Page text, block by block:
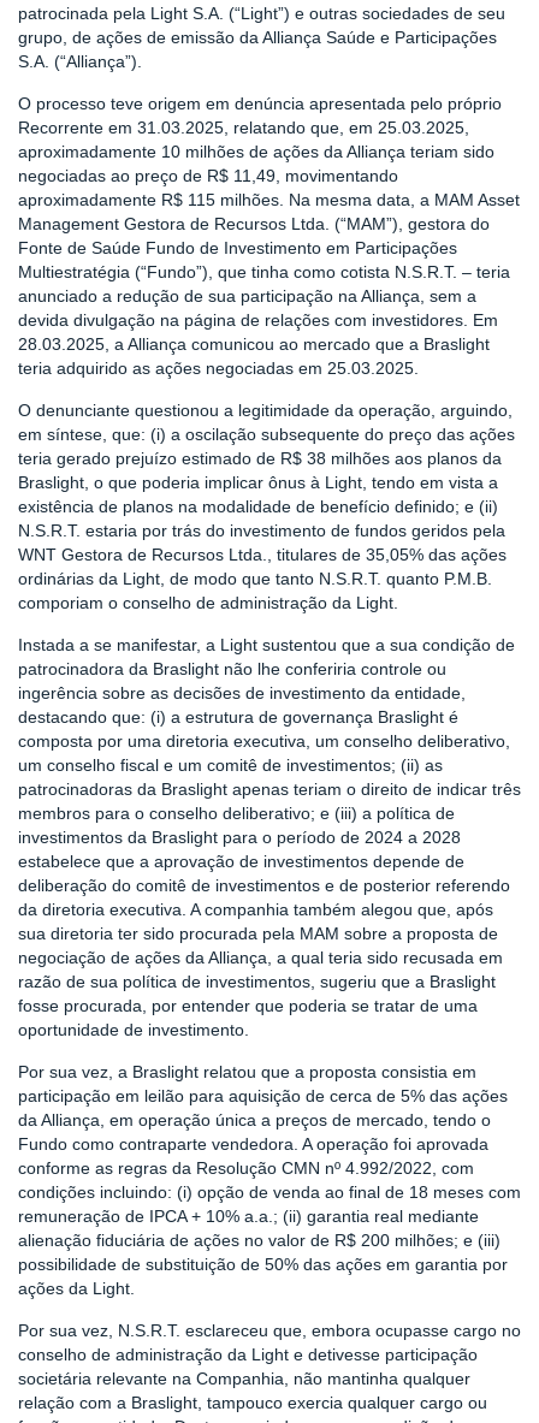
patrocinada pela Light S.A. (“Light”) e outras sociedades de seu
grupo, de ações de emissão da Alliança Saúde e Participações
S.A. (“Alliança”).
O processo teve origem em denúncia apresentada pelo próprio
Recorrente em 31.03.2025, relatando que, em 25.03.2025,
aproximadamente 10 milhões de ações da Alliança teriam sido
negociadas ao preço de R$ 11,49, movimentando
aproximadamente R$ 115 milhões. Na mesma data, a MAM Asset
Management Gestora de Recursos Ltda. (“MAM”), gestora do
Fonte de Saúde Fundo de Investimento em Participações
Multiestratégia (“Fundo”), que tinha como cotista N.S.R.T. – teria
anunciado a redução de sua participação na Alliança, sem a
devida divulgação na página de relações com investidores. Em
28.03.2025, a Alliança comunicou ao mercado que a Braslight
teria adquirido as ações negociadas em 25.03.2025.
O denunciante questionou a legitimidade da operação, arguindo,
em síntese, que: (i) a oscilação subsequente do preço das ações
teria gerado prejuízo estimado de R$ 38 milhões aos planos da
Braslight, o que poderia implicar ônus à Light, tendo em vista a
existência de planos na modalidade de benefício definido; e (ii)
N.S.R.T. estaria por trás do investimento de fundos geridos pela
WNT Gestora de Recursos Ltda., titulares de 35,05% das ações
ordinárias da Light, de modo que tanto N.S.R.T. quanto P.M.B.
comporiam o conselho de administração da Light.
Instada a se manifestar, a Light sustentou que a sua condição de
patrocinadora da Braslight não lhe conferiria controle ou
ingerência sobre as decisões de investimento da entidade,
destacando que: (i) a estrutura de governança Braslight é
composta por uma diretoria executiva, um conselho deliberativo,
um conselho fiscal e um comitê de investimentos; (ii) as
patrocinadoras da Braslight apenas teriam o direito de indicar três
membros para o conselho deliberativo; e (iii) a política de
investimentos da Braslight para o período de 2024 a 2028
estabelece que a aprovação de investimentos depende de
deliberação do comitê de investimentos e de posterior referendo
da diretoria executiva. A companhia também alegou que, após
sua diretoria ter sido procurada pela MAM sobre a proposta de
negociação de ações da Alliança, a qual teria sido recusada em
razão de sua política de investimentos, sugeriu que a Braslight
fosse procurada, por entender que poderia se tratar de uma
oportunidade de investimento.
Por sua vez, a Braslight relatou que a proposta consistia em
participação em leilão para aquisição de cerca de 5% das ações
da Alliança, em operação única a preços de mercado, tendo o
Fundo como contraparte vendedora. A operação foi aprovada
conforme as regras da Resolução CMN nº 4.992/2022, com
condições incluindo: (i) opção de venda ao final de 18 meses com
remuneração de IPCA + 10% a.a.; (ii) garantia real mediante
alienação fiduciária de ações no valor de R$ 200 milhões; e (iii)
possibilidade de substituição de 50% das ações em garantia por
ações da Light.
Por sua vez, N.S.R.T. esclareceu que, embora ocupasse cargo no
conselho de administração da Light e detivesse participação
societária relevante na Companhia, não mantinha qualquer
relação com a Braslight, tampouco exercia qualquer cargo ou